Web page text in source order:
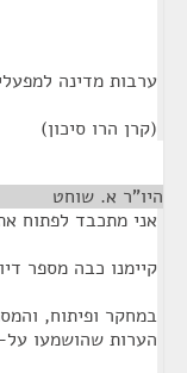
ערבות מדינה
(קרן הרו סיכון)
היו"ר א. שוחט
אני מתכבד לפתוח
קיימנו כבה מספר
במחקר ופיתוח,
הערות שהושמעו